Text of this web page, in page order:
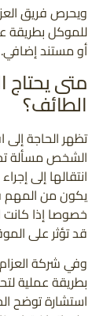
ويحرص فريق
للموكل بطريقة
أو مستند إضافي.
متى
الطائف؟
تظهر الحاجة
الشخص مسألة
انتقالها إلى
يكون من المهم
خصوصا إذا كانت
قد تؤثر على
وفي شركة
بطريقة عملية
استشارة توضح